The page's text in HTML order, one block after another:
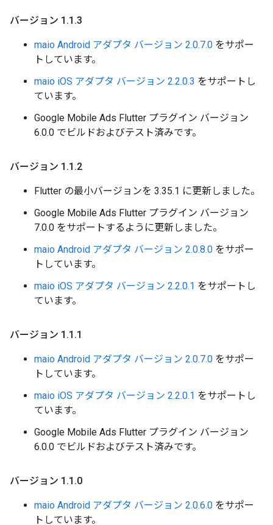
バージョン 1 .1 .3
maio Android アダプタ バージョン 2.0.7.0 をサポー
トしています。
maio iOS アダプタ バージョン 2.2.0.3 をサポートし
ています。
Google Mobile Ads Flutter プラグイン バージョン
6.0.0 でビルドおよびテスト済みです。
バージョン 1 .1 .2
Flutter の最小バージョンを 3.35.1 に更新しました。
Google Mobile Ads Flutter プラグイン バージョン
7.0.0 をサポートするように更新しました。
maio Android アダプタ バージョン 2.0.8.0 をサポー
トしています。
maio iOS アダプタ バージョン 2.2.0.1 をサポートし
ています。
バージョン 1 .1 .1
maio Android アダプタ バージョン 2.0.7.0 をサポー
トしています。
maio iOS アダプタ バージョン 2.2.0.1 をサポートし
ています。
Google Mobile Ads Flutter プラグイン バージョン
6.0.0 でビルドおよびテスト済みです。
バージョン 1 .1 .0
maio Android アダプタ バージョン 2.0.6.0 をサポー
トしています。